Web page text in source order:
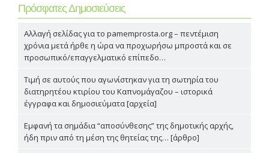
Πρόσφατες Δημοσιεύσεις
Αλλαγή σελίδας για το pamemprosta.org – πεντέμιση
χρόνια μετά ήρθε η ώρα να προχωρήσω μπροστά και σε
προσωπικό/επαγγελματικό επίπεδο…
Τιμή σε αυτούς που αγωνίστηκαν για τη σωτηρία του
διατηρητέου κτιρίου του Καπνομάγαζου – ιστορικά
έγγραφα και δημοσιεύματα [αρχεία]
Εμφανή τα σημάδια “αποσύνθεσης” της δημοτικής αρχής,
ήδη πριν από τη μέση της θητείας της… [άρθρο]